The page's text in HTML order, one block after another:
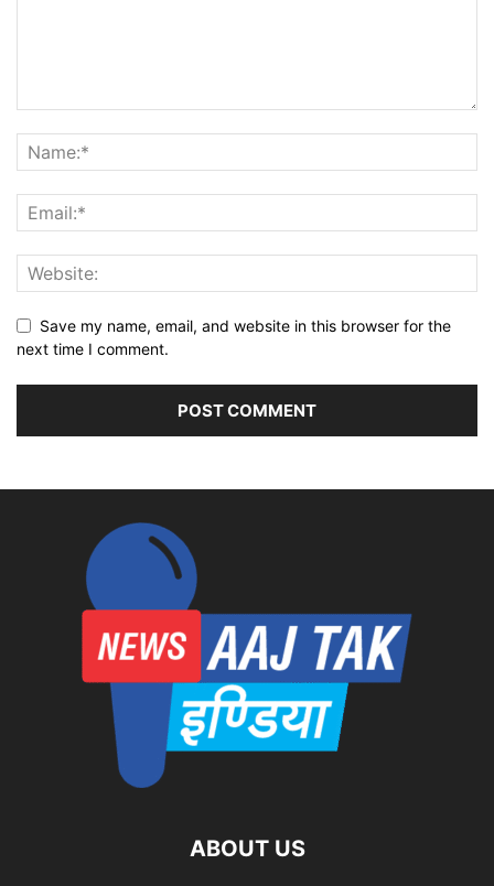
Save my name, email, and website in this browser for the
next time I comment.
ABOUT US